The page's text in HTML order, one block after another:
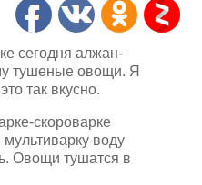
сегодня алжан-
тушеные овощи. Я
так вкусно.
скороварке
воду
Овощи тушатся в